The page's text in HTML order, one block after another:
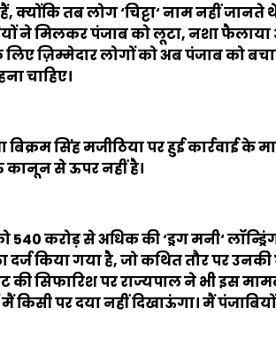
,क्योंकि तब लोग‘चिट्टा‘नाम नहीं जानते
ने मिलकर पंजाब को लूटा,नशा फैलाया
ज़िम्मेदार लोगों को अब पंजाब को
चाहिए।
बिक्रम सिंह मजीठिया पर हुई कार्रवाई के
कानून से ऊपर नहीं है।
₹540करोड़ से अधिक की‘ड्रग मनी‘
किया गया है,जो कथित तौर पर
की सिफारिश पर राज्यपाल ने भी इस
पर दया नहीं दिखाऊंगा। मैं